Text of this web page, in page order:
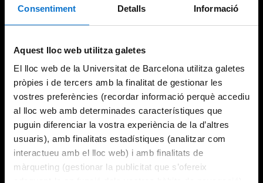
Consentiment Detalls Informació
Aquest lloc web utilitza galetes
El lloc web de la Universitat de Barcelona utilitza galetes
pròpies i de tercers amb la finalitat de gestionar les
vostres preferències (recordar informació perquè accediu
al lloc web amb determinades característiques que
puguin diferenciar la vostra experiència de la d’altres
usuaris), amb finalitats estadístiques (analitzar com
interactueu amb el lloc web) i amb finalitats de
màrqueting (gestionar la publicitat que s’ofereix